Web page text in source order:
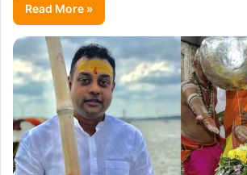
Read More »